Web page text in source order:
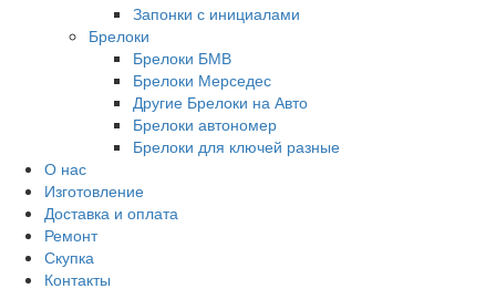
Запонки с инициалами
Брелоки
Брелоки БМВ
Брелоки Мерседес
Другие Брелоки на Авто
Брелоки автономер
Брелоки для ключей разные
О нас
Изготовление
Доставка и оплата
Ремонт
Скупка
Контакты